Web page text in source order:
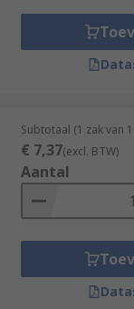
Subtotaal (1 zak van
€ 7,37(excl. BTW)
Aantal